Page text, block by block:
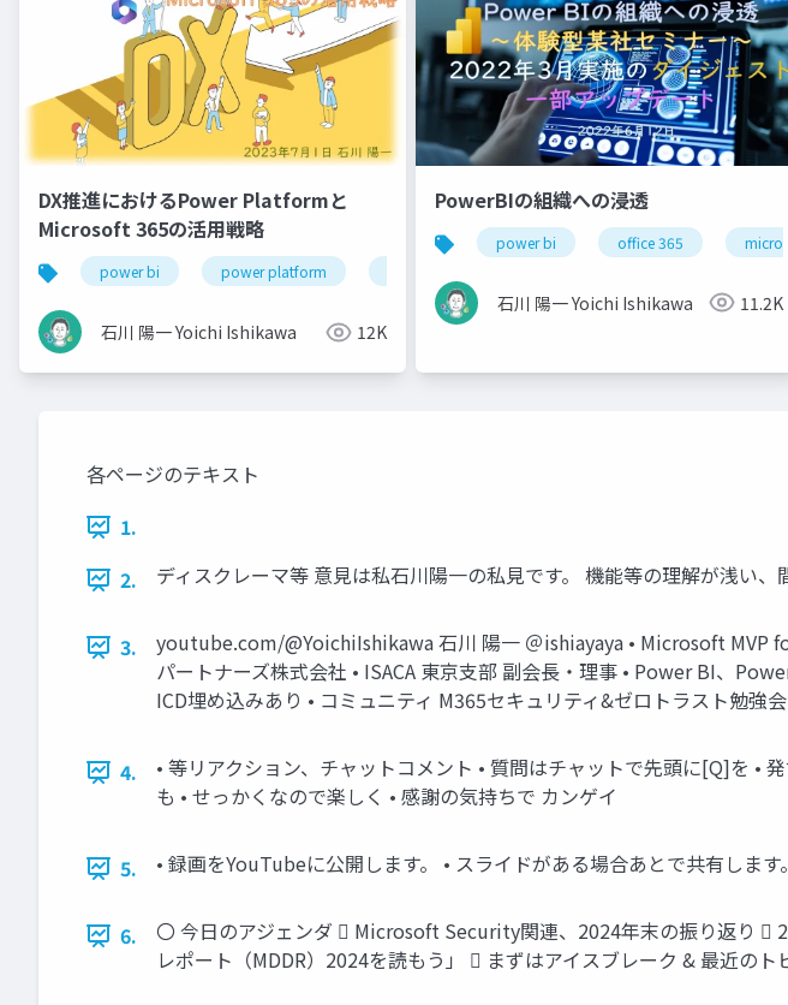
DX推進におけるPower Platformと
Microsoft 365の活用戦略
power bi power platform
石川 陽一 Yoichi Ishikawa 12K
PowerBIの組織への浸透
power bi office 365
石川 陽一 Yoichi Ishikawa 11.2K
各ページのテキスト
1.
2.
ディスクレーマ等 意見は私石川陽一の私見です。 機能等の理解が浅い、
3.
youtube.com/@YoichiIshikawa 石川 陽一 ＠ishiayaya • Microsoft MVP
パートナーズ株式会社 • ISACA 東京支部 副会長・理事 • Power BI、
ICD埋め込みあり • コミュニティ M365セキュリティ&ゼロトラスト勉
4.
• 等リアクション、チャットコメント • 質問はチャットで先頭に[Q]を •
も • せっかくなので楽しく • 感謝の気持ちで カンゲイ
5. • 録画をYouTubeに公開します。 • スライドがある場合あとで共有します
6.
〇 今日のアジェンダ  Microsoft Security関連、2024年末の振り返り
レポート（MDDR）2024を読もう」  まずはアイスブレーク & 最近のト